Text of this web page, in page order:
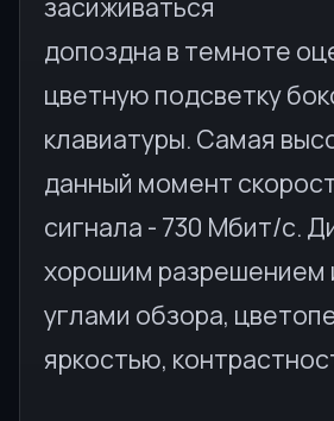
допоздна в темноте
цветную подсветку
клавиатуры. Самая
данный момент
сигнала - 730 Мбит/с.
хорошим разрешением
углами обзора,
яркостью,